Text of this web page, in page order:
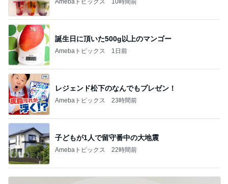
誕生日に頂いた500g以上のマンゴー
Amebaトピックス 1日前
レジェンド松下のなんでもプレゼン！
Amebaトピックス 23時間前
子どもが1人で留守番中の大地震
Amebaトピックス 22時間前